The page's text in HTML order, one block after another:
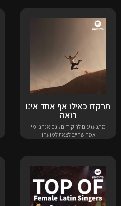
תרקדו כאילו אף אחד אינו
רואה
מתגעגעים לריקודים? גם אנחנו מי
אמר שחייב לצאת למועדון